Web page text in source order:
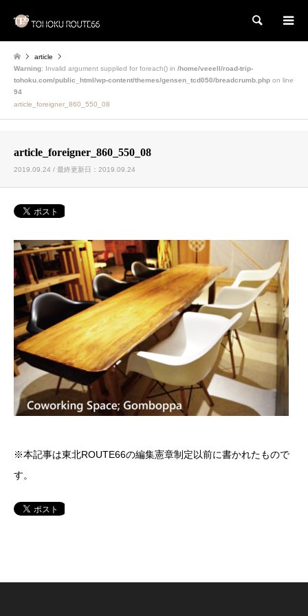
検索
article
Warning: Invalid argument supplied for foreach() in /home/veeell/road-trip-
tohoku.com/public_html/wp-content/themes/gensen_tcd050/breadcrumb.php on line
94
article_foreigner_860_550_08
article_foreigner_860_550_08
2019.09.24 / 最終更新日：2019.09.24
※本記事は東北ROUTE66の編集憲章制定以前に書かれたもので
す。